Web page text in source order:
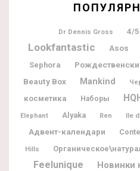
Dr Dennis Gross 4/5
Lookfantastic Asos
Sephora
Beauty Box
Mankind
косметика
Наборы
Elephant Alyaka Ren Ile
Адвент-календари
Hills
Feelunique
Новинки